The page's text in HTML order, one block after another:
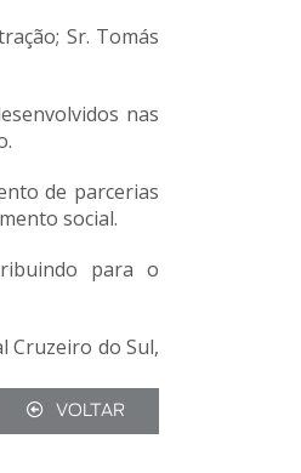
Sr. Tomás
nas
de parcerias
social.
para o
Cruzeiro do Sul,
VOLTAR